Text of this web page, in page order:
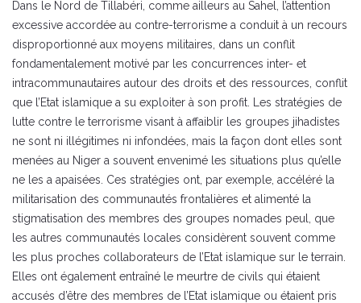
Dans le Nord de Tillabéri, comme ailleurs au Sahel, l’attention
excessive accordée au contre-terrorisme a conduit à un recours
disproportionné aux moyens militaires, dans un conflit
fondamentalement motivé par les concurrences inter- et
intracommunautaires autour des droits et des ressources, conflit
que l’Etat islamique a su exploiter à son profit. Les stratégies de
lutte contre le terrorisme visant à affaiblir les groupes jihadistes
ne sont ni illégitimes ni infondées, mais la façon dont elles sont
menées au Niger a souvent envenimé les situations plus qu’elle
ne les a apaisées. Ces stratégies ont, par exemple, accéléré la
militarisation des communautés frontalières et alimenté la
stigmatisation des membres des groupes nomades peul, que
les autres communautés locales considèrent souvent comme
les plus proches collaborateurs de l’Etat islamique sur le terrain.
Elles ont également entraîné le meurtre de civils qui étaient
accusés d’être des membres de l’Etat islamique ou étaient pris